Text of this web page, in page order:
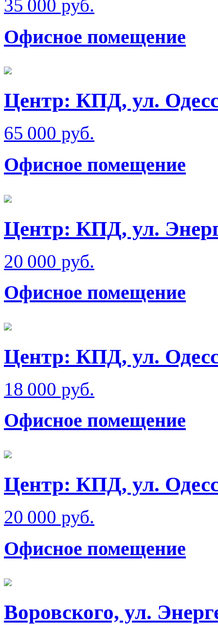
35 000 руб.
Офисное помещение
Центр: КПД, ул.
65 000 руб.
Офисное помещение
Центр: КПД, ул.
20 000 руб.
Офисное помещение
Центр: КПД, ул.
18 000 руб.
Офисное помещение
Центр: КПД, ул.
20 000 руб.
Офисное помещение
Воровского, ул.